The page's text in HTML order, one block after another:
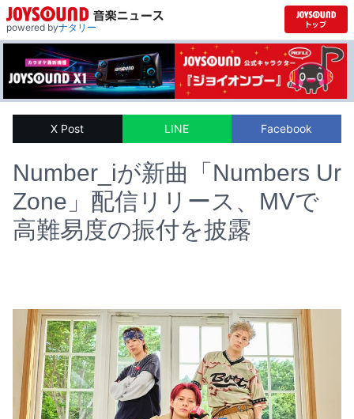
powered byナタリー
X Post LINE Facebook
Number_iが新曲「Numbers Ur
Zone」配信リリース、MVで
高難易度の振付を披露